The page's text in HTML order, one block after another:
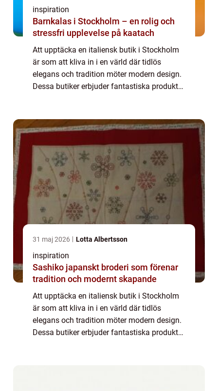
inspiration
Barnkalas i Stockholm – en rolig och
stressfri upplevelse på kaatach
Att upptäcka en italiensk butik i Stockholm
är som att kliva in i en värld där tidlös
elegans och tradition möter modern design.
Dessa butiker erbjuder fantastiska produkter
31 maj 2026 Lotta Albertsson
inspiration
Sashiko japanskt broderi som förenar
tradition och modernt skapande
Att upptäcka en italiensk butik i Stockholm
är som att kliva in i en värld där tidlös
elegans och tradition möter modern design.
Dessa butiker erbjuder fantastiska produkter